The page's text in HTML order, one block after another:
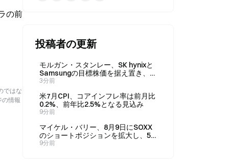
の前
ではな
の情報
投稿者の更新
モルガン・スタンレー、SK hynixと
Samsungの目標株価を据え置き、メ
モリー株の調整局面が終了したと示
3分前
米7月CPI、コアインフレ率は前月比
0.2%、前年比2.5%となる見込み
9分前
マイケル・バリー、8月9日にSOXX
のショートポジションを拡大し、5
銘柄の保有株も増加
9分前